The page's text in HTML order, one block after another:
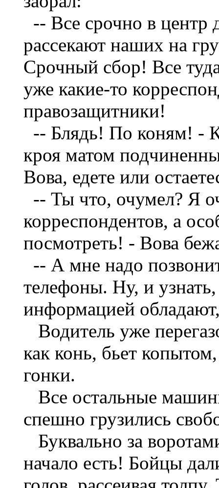
-- Все срочно в центр
рассекают наших на
Срочный сбор! Все
уже какие-то
правозащитники!
-- Блядь! По коням! -
кроя матом
Вова, едете или
-- Ты что, очумел? Я
корреспондентов, а
посмотреть! - Вова
-- А мне надо
телефоны. Ну, и
информацией
Водитель уже
как конь, бьет
гонки.
Все остальные
спешно грузились
Буквально за
начало есть! Бойцы